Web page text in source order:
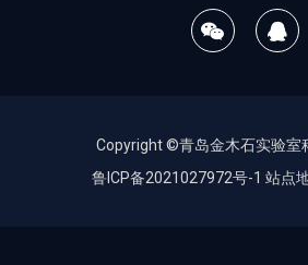
Copyright ©青岛金木石实验室
鲁ICP备2021027972号-1 站点